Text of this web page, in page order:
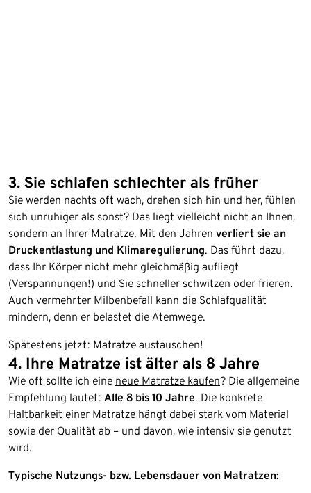
3. Sie schlafen schlechter als früher
Sie werden nachts oft wach, drehen sich hin und her, fühlen
sich unruhiger als sonst? Das liegt vielleicht nicht an Ihnen,
sondern an Ihrer Matratze. Mit den Jahren verliert sie an
Druckentlastung und Klimaregulierung. Das führt dazu,
dass Ihr Körper nicht mehr gleichmäßig aufliegt
(Verspannungen!) und Sie schneller schwitzen oder frieren.
Auch vermehrter Milbenbefall kann die Schlafqualität
mindern, denn er belastet die Atemwege.
Spätestens jetzt: Matratze austauschen!
4. Ihre Matratze ist älter als 8 Jahre
Wie oft sollte ich eine neue Matratze kaufen? Die allgemeine
Empfehlung lautet: Alle 8 bis 10 Jahre. Die konkrete
Haltbarkeit einer Matratze hängt dabei stark vom Material
sowie der Qualität ab – und davon, wie intensiv sie genutzt
wird.
Typische Nutzungs- bzw. Lebensdauer von Matratzen: